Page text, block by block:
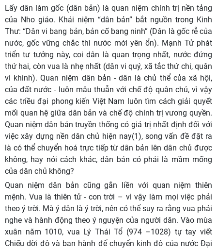
Lấy dân làm gốc (dân bản) là quan niệm chính trị nền tảng
của Nho giáo. Khái niệm “dân bản” bắt nguồn trong Kinh
Thư: “Dân vi bang bản, bản cố bang ninh” (Dân là gốc rễ của
nước, gốc vững chắc thì nước mới yên ổn). Mạnh Tử phát
triển tư tưởng này, coi dân là quan trọng nhất, nước đứng
thứ hai, còn vua là nhẹ nhất (dân vi quý, xã tắc thứ chi, quân
vi khinh). Quan niệm dân bản - dân là chủ thể của xã hội,
của đất nước - luôn mâu thuẫn với chế độ quân chủ, vì vậy
các triều đại phong kiến Việt Nam luôn tìm cách giải quyết
mối quan hệ giữa dân bản và chế độ chính trị vương quyền.
Quan niệm dân bản truyền thống có giá trị nhất định đối với
việc xây dựng nền dân chủ hiện nay(1), song vấn đề đặt ra
là có thể chuyển hoá trực tiếp từ dân bản lên dân chủ được
không, hay nói cách khác, dân bản có phải là mầm mống
của dân chủ không?
Quan niệm dân bản cũng gắn liền với quan niệm thiên
mệnh. Vua là thiên tử - con trời – vì vậy làm mọi việc phải
theo ý trời. Mà ý dân là ý trời, nên có thể suy ra rằng vua phải
nghe và hành động theo ý nguyện của người dân. Vào mùa
xuân năm 1010, vua Lý Thái Tổ (974 –1028) tự tay viết
Chiếu dời đô và ban hành để chuyển kinh đô của nước Đại